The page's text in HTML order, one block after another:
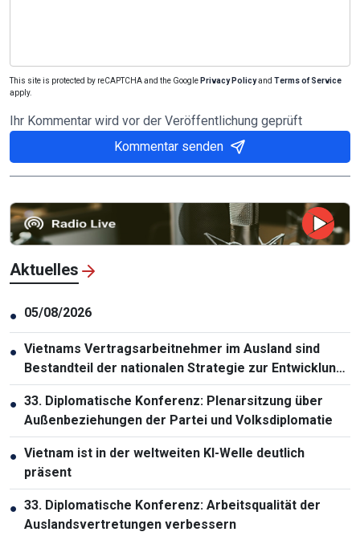
This site is protected by reCAPTCHA and the Google Privacy Policyand Terms of Service
apply.
Ihr Kommentar wird vor der Veröffentlichung geprüft
Kommentar senden
Aktuelles
● 05/08/2026
● Vietnams Vertragsarbeitnehmer im Ausland sind
Bestandteil der nationalen Strategie zur Entwicklung
der Humanressourcen
● 33. Diplomatische Konferenz: Plenarsitzung über
Außenbeziehungen der Partei und Volksdiplomatie
● Vietnam ist in der weltweiten KI-Welle deutlich
präsent
● 33. Diplomatische Konferenz: Arbeitsqualität der
Auslandsvertretungen verbessern